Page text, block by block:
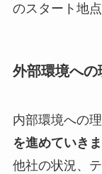
のスタート地
外部環境への
内部環境への
を進めていきま
他社の状況、